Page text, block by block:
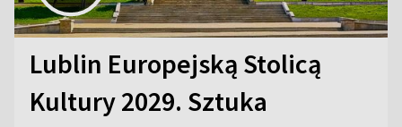
Lublin Europejską Stolicą
Kultury 2029. Sztuka